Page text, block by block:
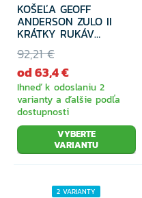
31% ZĽAVA
KOŠEĽA GEOFF
ANDERSON ZULO II
KRÁTKY RUKÁV
ZELENÁ
92,21 €
od 63,4 €
Ihneď k odoslaniu 2
varianty a ďalšie podľa
dostupnosti
VYBERTE
VARIANTU
2 VARIANTY